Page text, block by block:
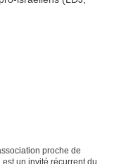
proche de
un invité récurrent du